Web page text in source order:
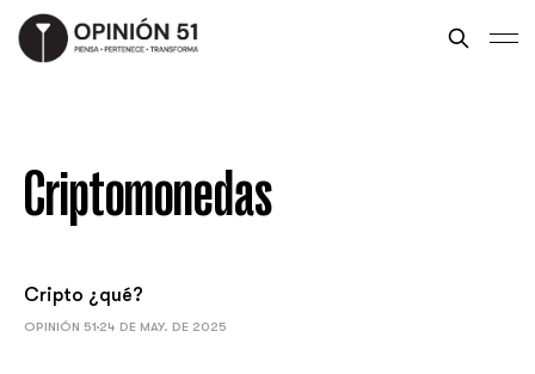
Criptomonedas
Cripto ¿qué?
OPINIÓN 51 24 DE MAY. DE 2025